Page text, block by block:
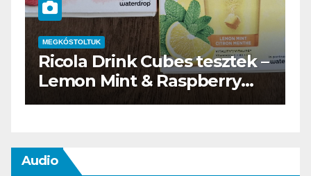
MEGKÓSTOLTUK
Waterdrop üdítő kapszula
teszt
Audio